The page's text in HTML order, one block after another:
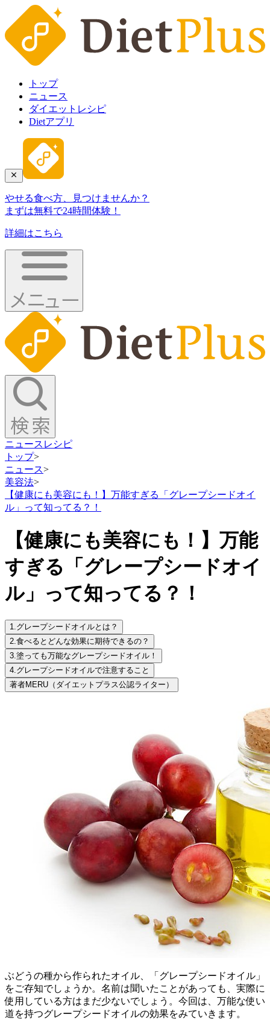
トップ
ニュース
ダイエットレシピ
Dietアプリ
やせる食べ方、見つけませんか？
まずは無料で24時間体験！
詳細はこちら
ニュース レシピ
トップ>
ニュース>
美容法>
【健康にも美容にも！】万能すぎる「グレープシードオイ
ル」って知ってる？！
【健康にも美容にも！】万能
すぎる「グレープシードオイ
ル」って知ってる？！
1.グレープシードオイルとは？
2.食べるとどんな効果に期待できるの？
3.塗っても万能なグレープシードオイル！
4.グレープシードオイルで注意すること
著者MERU（ダイエットプラス公認ライター）
ぶどうの種から作られたオイル、「グレープシードオイル」
をご存知でしょうか。名前は聞いたことがあっても、実際に
使用している方はまだ少ないでしょう。今回は、万能な使い
道を持つグレープシードオイルの効果をみていきます。